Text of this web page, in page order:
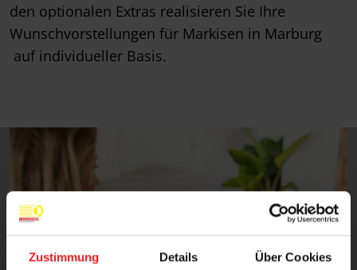
Zustimmung Details Über Cookies
den optionalen Extras realisieren Sie Ihre
Wunschvorstellungen für Markisen in Marburg
auf individueller Basis.